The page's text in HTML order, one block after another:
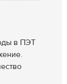
в ПЭТ